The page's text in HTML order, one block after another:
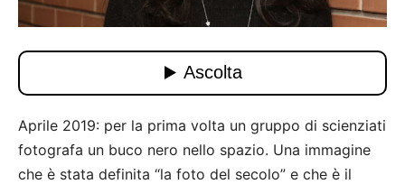
Aprile 2019: per la prima volta un gruppo di scienziati
fotografa un buco nero nello spazio. Una immagine
che è stata definita “la foto del secolo” e che è il